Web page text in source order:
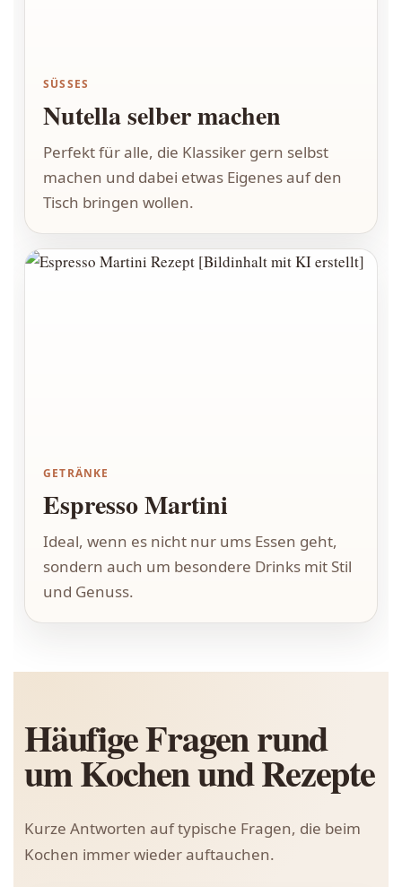
SÜSSES
Nutella selber machen
Perfekt für alle, die Klassiker gern selbst
machen und dabei etwas Eigenes auf den
Tisch bringen wollen.
GETRÄNKE
Espresso Martini
Ideal, wenn es nicht nur ums Essen geht,
sondern auch um besondere Drinks mit Stil
und Genuss.
Häufige Fragen rund
um Kochen und Rezepte
Kurze Antworten auf typische Fragen, die beim
Kochen immer wieder auftauchen.